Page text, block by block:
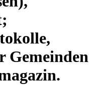
Gemeinden